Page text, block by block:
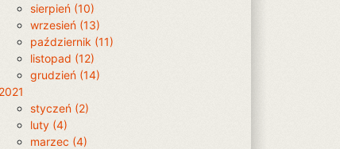
sierpień (10)
wrzesień (13)
październik (11)
listopad (12)
grudzień (14)
2021
styczeń (2)
luty (4)
marzec (4)